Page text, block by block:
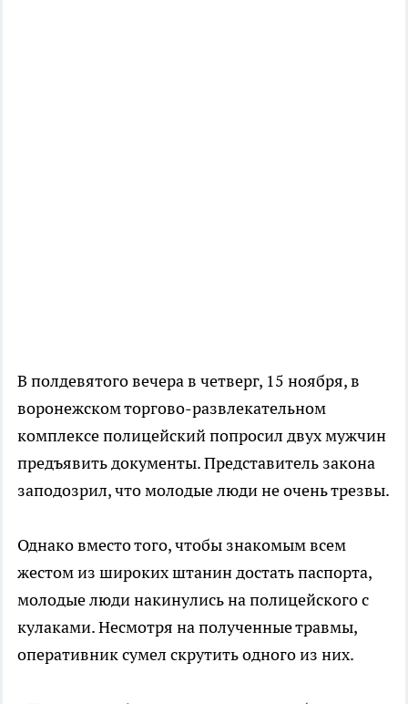
В полдевятого вечера в четверг, 15 ноября, в
воронежском торгово-развлекательном
комплексе полицейский попросил двух мужчин
предъявить документы. Представитель закона
заподозрил, что молодые люди не очень трезвы.
Однако вместо того, чтобы знакомым всем
жестом из широких штанин достать паспорта,
молодые люди накинулись на полицейского с
кулаками. Несмотря на полученные травмы,
оперативник сумел скрутить одного из них.